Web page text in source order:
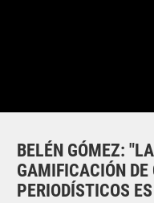
BELÉN GÓMEZ: "LA
GAMIFICACIÓN DE
PERIODÍSTICOS